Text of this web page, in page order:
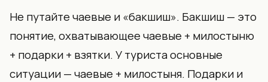
Не путайте чаевые и «бакшиш». Бакшиш — это
понятие, охватывающее чаевые + милостыню
+ подарки + взятки. У туриста основные
ситуации — чаевые + милостыня. Подарки и